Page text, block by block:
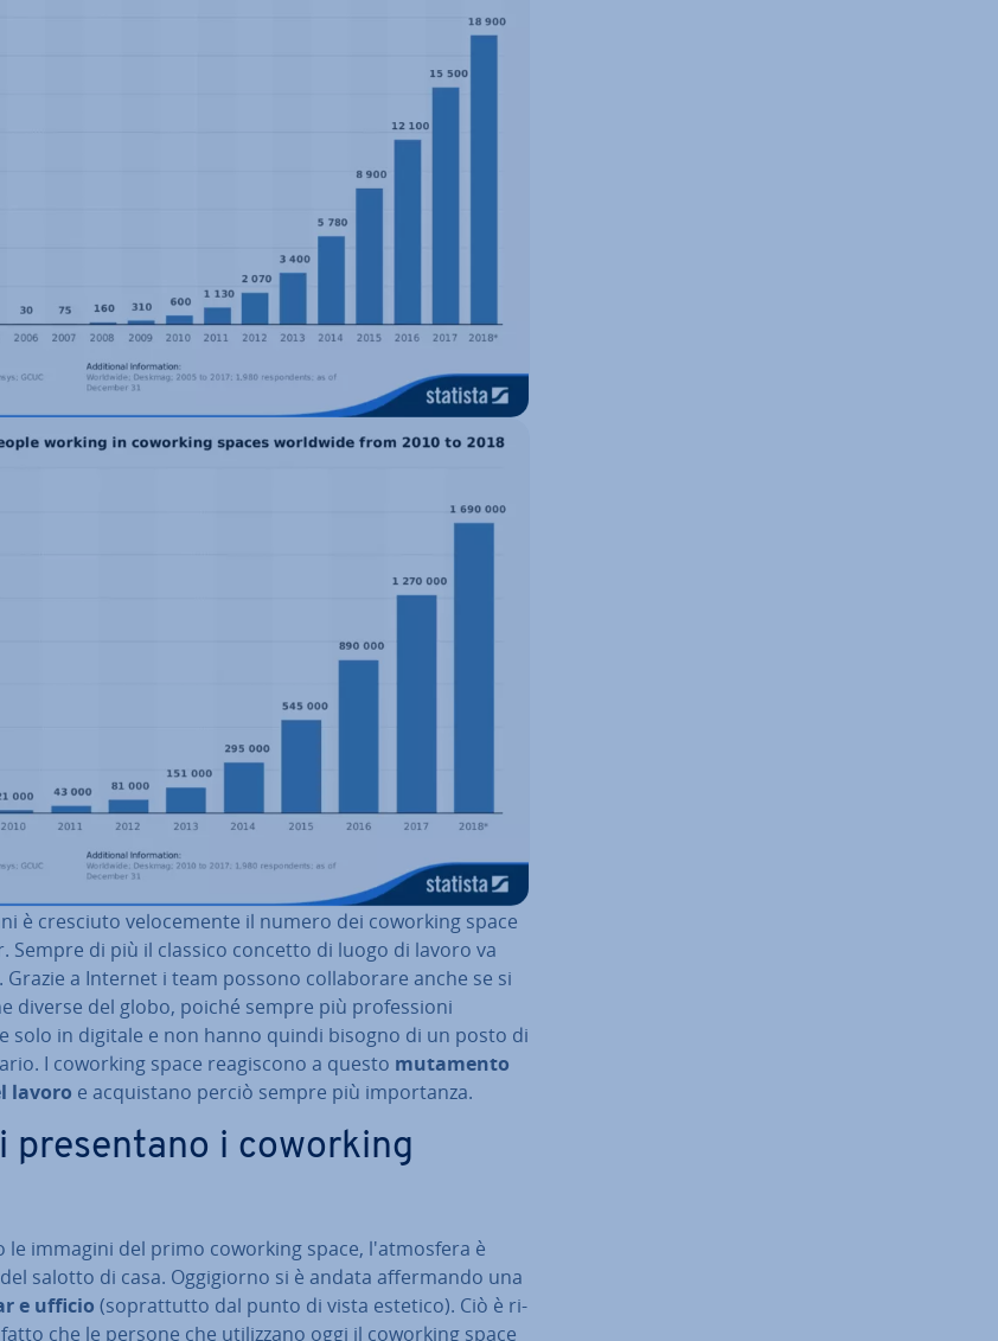
è cresciuto ve­lo­ce­men­te il numero dei coworking space
Sempre di più il classico concetto di luogo di lavoro va
a Internet i team possono col­la­bo­ra­re anche se si
diverse del globo, poiché sempre più pro­fes­sio­ni
solo in digitale e non hanno quindi bisogno di un posto di
I coworking space rea­gi­sco­no a questo mutamento
lavoro e ac­qui­sta­no perciò sempre più im­por­tan­za.
pre­sen­ta­no i coworking
le immagini del primo coworking space, l'at­mo­sfe­ra è
salotto di casa. Og­gi­gior­no si è andata af­fer­man­do una
e ufficio (so­prat­tut­to dal punto di vista estetico). Ciò è ri­
che le persone che uti­liz­za­no oggi il coworking space